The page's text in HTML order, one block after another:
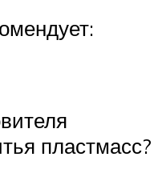
пластмасс?